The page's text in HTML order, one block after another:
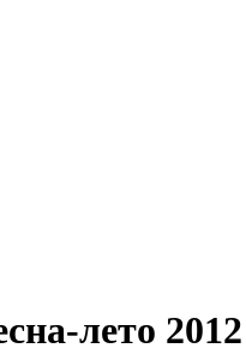
лето 2012